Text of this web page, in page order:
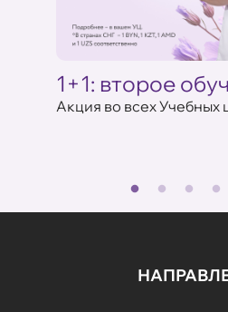
1+1: второе
Акция во всех Учебных